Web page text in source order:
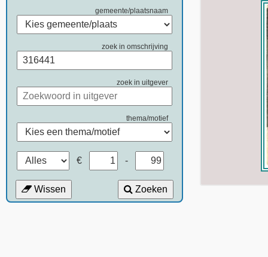
gemeente/plaatsnaam
zoek in omschrijving
zoek in uitgever
thema/motief
€ -
Wissen Zoeken